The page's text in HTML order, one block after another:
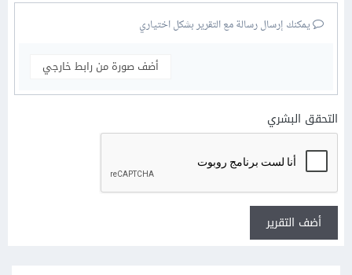
يمكنك إرسال رسالة مع التقرير بشكل اختياري
أضف صورة من رابط خارجي
التحقق البشري
أضف التقرير